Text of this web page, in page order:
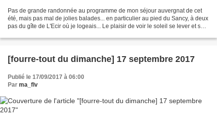
Pas de grande randonnée au programme de mon séjour auvergnat de cet
été, mais pas mal de jolies balades... en particulier au pied du Sancy, à deux
pas du gîte de L'Ecir où je logeais... Le plaisir de voir le soleil se lever et se
[fourre-tout du dimanche] 17 septembre 2017
Publié le 17/09/2017 à 06:00
Par ma_flv